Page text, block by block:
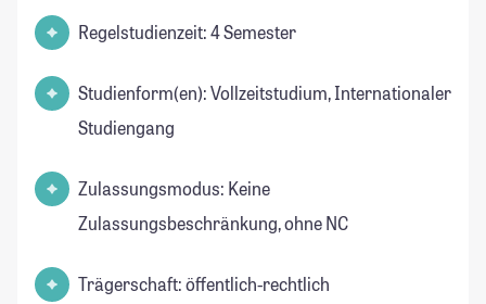
Regelstudienzeit: 4 Semester
Studienform(en): Vollzeitstudium, Internationaler
Studiengang
Zulassungsmodus: Keine
Zulassungsbeschränkung, ohne NC
Trägerschaft: öffentlich-rechtlich